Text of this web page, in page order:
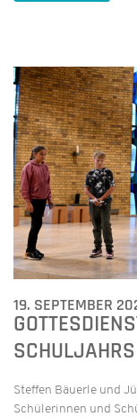
19. SEPTEMBER
SCHULJAHRS
Steffen Bäuerle und
Schülerinnen und